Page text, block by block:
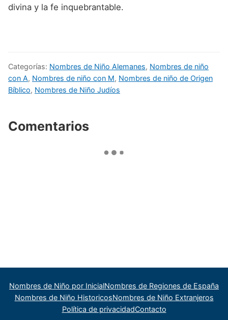
divina y la fe inquebrantable.
Categorías: Nombres de Niño Alemanes, Nombres de niño
con A, Nombres de niño con M, Nombres de niño de Origen
Bíblico, Nombres de Niño Judíos
Comentarios
Nombres de Niño por InicialNombres de Regiones de España
Nombres de Niño HistoricosNombres de Niño Extranjeros
Política de privacidadContacto